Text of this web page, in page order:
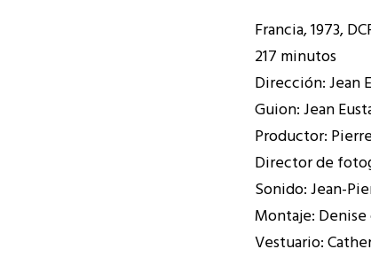
Francia, 1973,
217 minutos
Dirección: Jean
Guion: Jean
Productor:
Director de
Sonido: Jean-
Montaje: Denise
Vestuario: